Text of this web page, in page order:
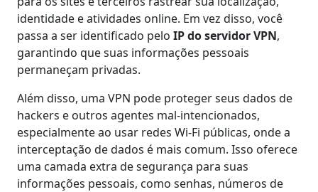
identidade e atividades online. Em vez disso, você
passa a ser identificado pelo IP do servidor VPN,
garantindo que suas informações pessoais
permaneçam privadas.
Além disso, uma VPN pode proteger seus dados de
hackers e outros agentes mal-intencionados,
especialmente ao usar redes Wi-Fi públicas, onde a
interceptação de dados é mais comum. Isso oferece
uma camada extra de segurança para suas
informações pessoais, como senhas, números de